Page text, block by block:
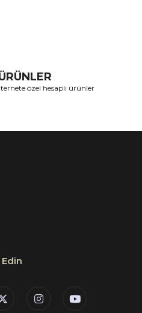
özel hesaplı ürünler